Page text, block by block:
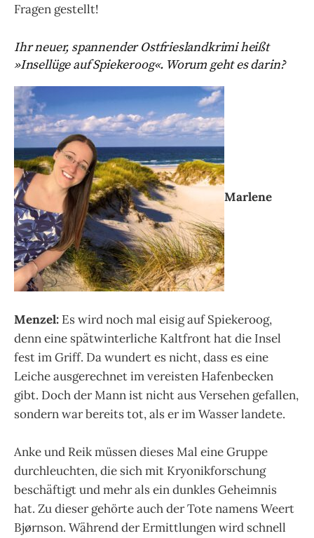
Fragen gestellt!
Ihr neuer, spannender Ostfrieslandkrimi heißt
»Insellüge auf Spiekeroog«. Worum geht es darin?
Marlene
Menzel: Es wird noch mal eisig auf Spiekeroog,
denn eine spätwinterliche Kaltfront hat die Insel
fest im Griff. Da wundert es nicht, dass es eine
Leiche ausgerechnet im vereisten Hafenbecken
gibt. Doch der Mann ist nicht aus Versehen gefallen,
sondern war bereits tot, als er im Wasser landete.
Anke und Reik müssen dieses Mal eine Gruppe
durchleuchten, die sich mit Kryonikforschung
beschäftigt und mehr als ein dunkles Geheimnis
hat. Zu dieser gehörte auch der Tote namens Weert
Bjørnson. Während der Ermittlungen wird schnell